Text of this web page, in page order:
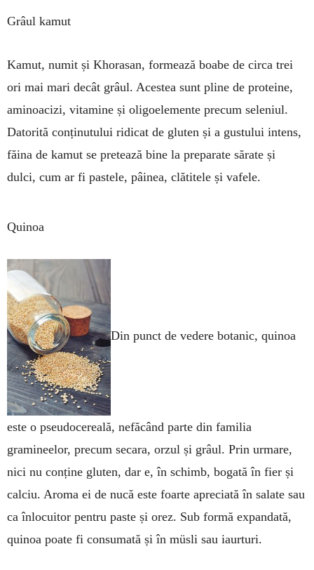
Grâul kamut
Kamut, numit și Khorasan, formează boabe de circa trei
ori mai mari decât grâul. Acestea sunt pline de proteine,
aminoacizi, vitamine și oligoelemente precum seleniul.
Datorită conținutului ridicat de gluten și a gustului intens,
făina de kamut se pretează bine la preparate sărate și
dulci, cum ar fi pastele, pâinea, clătitele și vafele.
Quinoa
Din punct de vedere botanic, quinoa
este o pseudocereală, nefăcând parte din familia
gramineelor, precum secara, orzul și grâul. Prin urmare,
nici nu conține gluten, dar e, în schimb, bogată în fier și
calciu. Aroma ei de nucă este foarte apreciată în salate sau
ca înlocuitor pentru paste și orez. Sub formă expandată,
quinoa poate fi consumată și în müsli sau iaurturi.